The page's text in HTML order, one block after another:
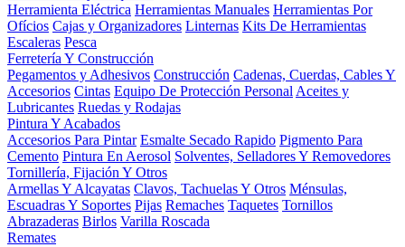
Herramienta Eléctrica Herramientas Manuales Herramientas Por
Ofícios Cajas y Organizadores Linternas Kits De Herramientas
Escaleras Pesca
Ferretería Y Construcción
Pegamentos y Adhesivos Construcción Cadenas, Cuerdas, Cables Y
Accesorios Cintas Equipo De Protección Personal Aceites y
Lubricantes Ruedas y Rodajas
Pintura Y Acabados
Accesorios Para Pintar Esmalte Secado Rapido Pigmento Para
Cemento Pintura En Aerosol Solventes, Selladores Y Removedores
Tornillería, Fijación Y Otros
Armellas Y Alcayatas Clavos, Tachuelas Y Otros Ménsulas,
Escuadras Y Soportes Pijas Remaches Taquetes Tornillos
Abrazaderas Birlos Varilla Roscada
Remates